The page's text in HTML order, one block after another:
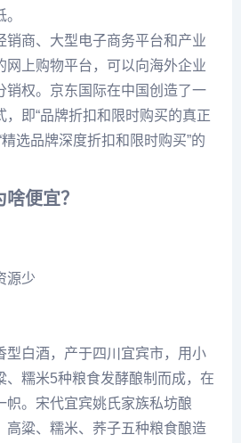
销商、大型电子商务平台和产业
网上购物平台，可以向海外企业
销权。京东国际在中国创造了一
即“品牌折扣和限时购买的真正
选品牌深度折扣和限时购买”的
便宜？
源少
型白酒，产于四川宜宾市，用小
、糯米5种粮食发酵酿制而成，在
帜。宋代宜宾姚氏家族私坊酿
高粱、糯米、荞子五种粮食酿造